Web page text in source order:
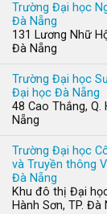
Trường Đại học
Đà Nẵng
131 Lương Nhữ
Đà Nẵng
Trường Đại học
Đại học Đà Nẵng
48 Cao Thắng, Q.
Nẵng
Trường Đại học
và Truyền thông
Đà Nẵng
Khu đô thị Đại
Hành Sơn, TP. Đà